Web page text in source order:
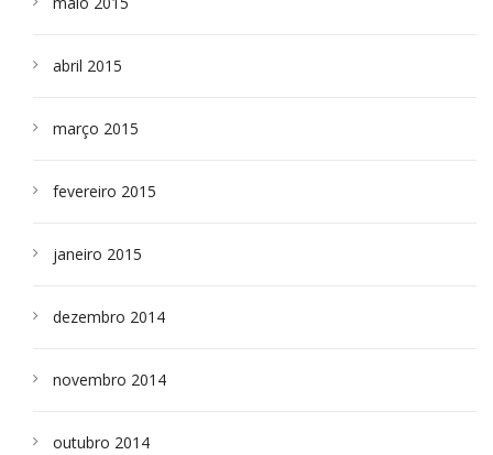
abril 2015
março 2015
fevereiro 2015
janeiro 2015
dezembro 2014
novembro 2014
outubro 2014